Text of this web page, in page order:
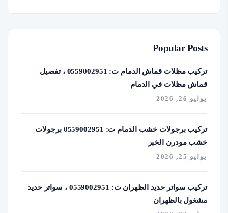
Popular Posts
تركيب مظلات قماش الدمام ت: 0559002951 ، تفصيل
قماش مظلات في الدمام
يوليو 26, 2026
تركيب برجولات خشب الدمام ت: 0559002951 برجولات
خشب مودرن الخبر
يوليو 25, 2026
تركيب سواتر حديد الظهران ت: 0559002951 ، سواتر حديد
مشغول بالظهران